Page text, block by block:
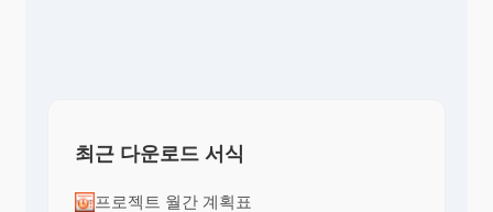
최근 다운로드 서식
프로젝트 월간 계획표